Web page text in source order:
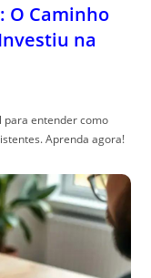
O Caminho
na
para entender como
Aprenda agora!